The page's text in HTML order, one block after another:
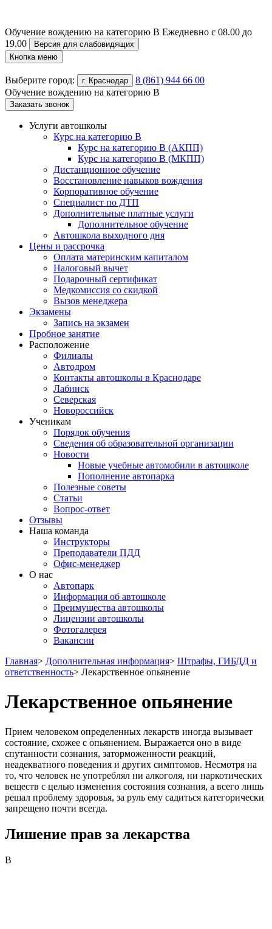
Обучение вождению на категорию B Ежедневно с 08.00 до
19.00
Версия для слабовидящих
Кнопка меню
Выберите город: г. Краснодар
8 (861) 944 66 00
Обучение вождению на категорию B
Заказать звонок
Услуги автошколы
Курс на категорию В
Курс на категорию В (АКПП)
Курс на категорию В (МКПП)
Дистанционное обучение
Восстановление навыков вождения
Корпоративное обучение
Специалист по ДТП
Дополнительные платные услуги
Дополнительное обучение
Автошкола выходного дня
Цены и рассрочка
Оплата материнским капиталом
Налоговый вычет
Подарочный сертификат
Медкомиссия со скидкой
Вызов менеджера
Экзамены
Запись на экзамен
Пробное занятие
Расположение
Филиалы
Автодром
Контакты автошколы в Краснодаре
Лабинск
Северская
Новороссийск
Ученикам
Порядок обучения
Сведения об образовательной организации
Новости
Новые учебные автомобили в автошколе
Пополнение автопарка
Полезные советы
Статьи
Вопрос-ответ
Отзывы
Наша команда
Инструкторы
Преподаватели ПДД
Офис-менеджер
О нас
Автопарк
Информация об автошколе
Преимущества автошколы
Лицензии автошколы
Фотогалерея
Вакансии
Главная> Дополнительная информация> Штрафы, ГИБДД и
ответственность> Лекарственное опьянение
Лекарственное опьянение
Прием человеком определенных лекарств иногда вызывает
состояние, схожее с опьянением. Выражается оно в виде
спутанности сознания, заторможенности реакций,
неадекватного поведения и других симптомов. Несмотря на
то, что человек не употреблял ни алкоголя, ни наркотических
веществ с целью изменения состояния сознания, а всего лишь
решал проблему здоровья, за руль ему садиться категорически
запрещено почти всегда.
Лишение прав за лекарства
В